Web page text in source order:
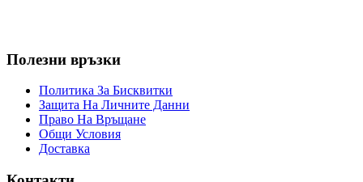
Полезни връзки
Политика За Бисквитки
Защита На Личните Данни
Право На Връщане
Общи Условия
Доставка